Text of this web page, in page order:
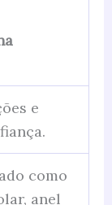
e
como
anel